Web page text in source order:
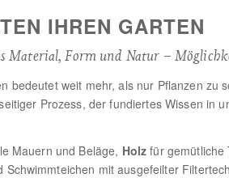
IHREN GARTEN
Material, Form und Natur –
bedeutet weit mehr, als nur Pflanzen zu
Prozess, der fundiertes Wissen in
Mauern und Beläge, Holz für gemütliche
Schwimmteichen mit ausgefeilter